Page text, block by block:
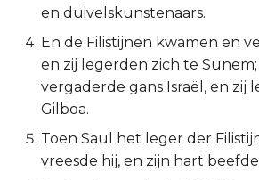
Éfeze
Filipenzen
Kolossenzen
1 Thessalonicenzen
en duivelskunstenaars.
En de Filistijnen kwamen en
en zij legerden zich te Sunem;
vergaderde gans Israël, en zij
Gilboa.
Toen Saul het leger der
vreesde hij, en zijn hart